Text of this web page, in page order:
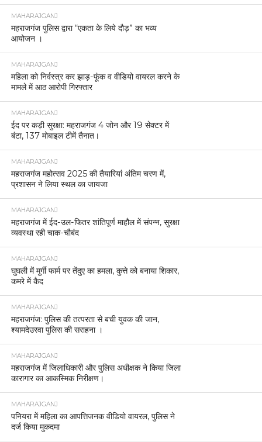
MAHARAJGANJ
महराजगंज पुलिस द्वारा “एकता के लिये दौड़” का भव्य
आयोजन ।
MAHARAJGANJ
महिला को निर्वस्त्र कर झाड़-फूंक व वीडियो वायरल करने के
मामले में आठ आरोपी गिरफ्तार
MAHARAJGANJ
ईद पर कड़ी सुरक्षा: महराजगंज 4 जोन और 19 सेक्टर में
बंटा, 137 मोबाइल टीमें तैनात।
MAHARAJGANJ
महराजगंज महोत्सव 2025 की तैयारियां अंतिम चरण में,
प्रशासन ने लिया स्थल का जायजा
MAHARAJGANJ
महराजगंज में ईद-उल-फितर शांतिपूर्ण माहौल में संपन्न, सुरक्षा
व्यवस्था रही चाक-चौबंद
MAHARAJGANJ
घुघली में मुर्गी फार्म पर तेंदुए का हमला, कुत्ते को बनाया शिकार,
कमरे में कैद
MAHARAJGANJ
महराजगंज: पुलिस की तत्परता से बची युवक की जान,
श्यामदेउरवा पुलिस की सराहना ।
MAHARAJGANJ
महराजगंज में जिलाधिकारी और पुलिस अधीक्षक ने किया जिला
कारागार का आकस्मिक निरीक्षण।
MAHARAJGANJ
पनियरा में महिला का आपत्तिजनक वीडियो वायरल, पुलिस ने
दर्ज किया मुकदमा